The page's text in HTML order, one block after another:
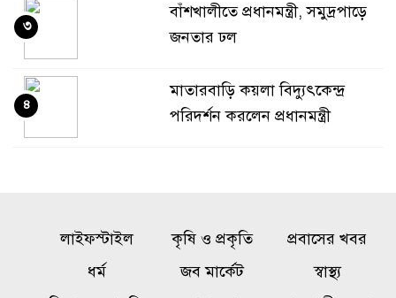
বাঁশখালীতে প্রধানমন্ত্রী, সমুদ্রপাড়ে
জনতার ঢল
৩
মাতারবাড়ি কয়লা বিদ্যুৎকেন্দ্র
পরিদর্শন করলেন প্রধানমন্ত্রী
৪
দুই দিন রোম বিমানবন্দরে আটকে
থাকার পর ঢাকায় ফিরলেন বিমানের
লাইফস্টাইল কৃষি ও প্রকৃতি
প্রবাসের খবর
ধর্ম
জব মার্কেট
স্বাস্থ্য